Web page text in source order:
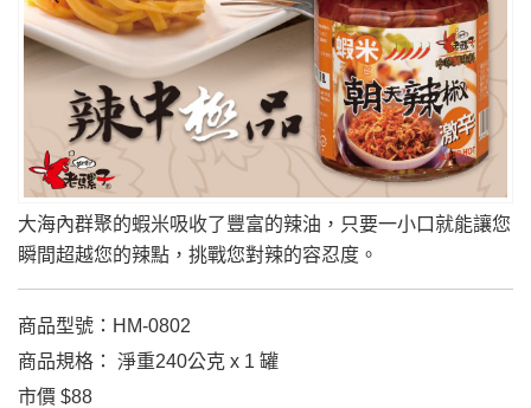
大海內群聚的蝦米吸收了豐富的辣油，只要一小口就能讓您
瞬間超越您的辣點，挑戰您對辣的容忍度。
商品型號：HM-0802
商品規格： 淨重240公克 x 1 罐
市價 $88